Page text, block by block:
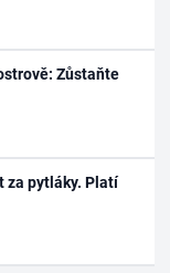
Zůstaňte
za pytláky. Platí